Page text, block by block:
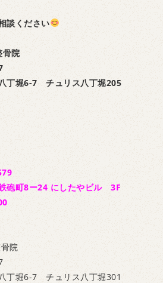
談ください
院
丁堀6-7 チュリス八丁堀205
砲町8ー24 にしたやビル 3F
院
丁堀6-7 チュリス八丁堀301